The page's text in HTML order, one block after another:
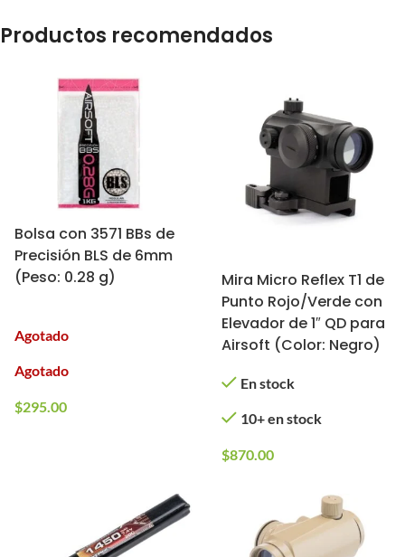
Productos recomendados
Bolsa con 3571 BBs de
Precisión BLS de 6mm
(Peso: 0.28 g)
Agotado
Agotado
$295.00
Mira Micro Reflex T1 de
Punto Rojo/Verde con
Elevador de 1″ QD para
Airsoft (Color: Negro)
En stock
10+ en stock
$870.00